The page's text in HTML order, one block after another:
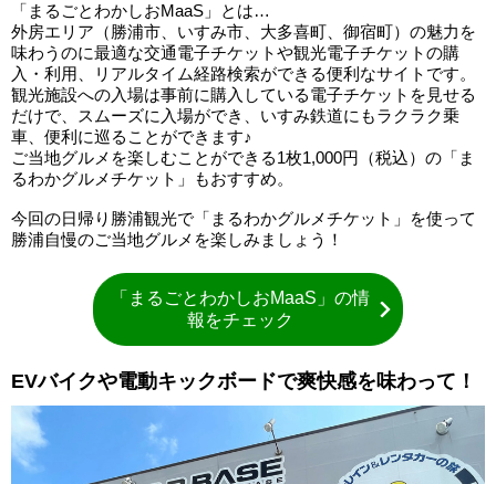
「まるごとわかしおMaaS」とは…
外房エリア（勝浦市、いすみ市、大多喜町、御宿町）の魅力を
味わうのに最適な交通電子チケットや観光電子チケットの購
入・利用、リアルタイム経路検索ができる便利なサイトです。
観光施設への入場は事前に購入している電子チケットを見せる
だけで、スムーズに入場ができ、いすみ鉄道にもラクラク乗
車、便利に巡ることができます♪
ご当地グルメを楽しむことができる1枚1,000円（税込）の「ま
るわかグルメチケット」もおすすめ。
今回の日帰り勝浦観光で「まるわかグルメチケット」を使って
勝浦自慢のご当地グルメを楽しみましょう！
「まるごとわかしおMaaS」の情
報をチェック
EVバイクや電動キックボードで爽快感を味わって！